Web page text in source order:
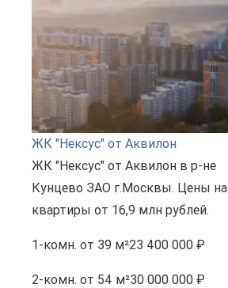
ЖК "Нексус" от Аквилон
ЖК "Нексус" от Аквилон в р-не
Кунцево ЗАО г.Москвы. Цены на
квартиры от 16,9 млн рублей.
1-комн. от 39 м²23 400 000 ₽
2-комн. от 54 м²30 000 000 ₽